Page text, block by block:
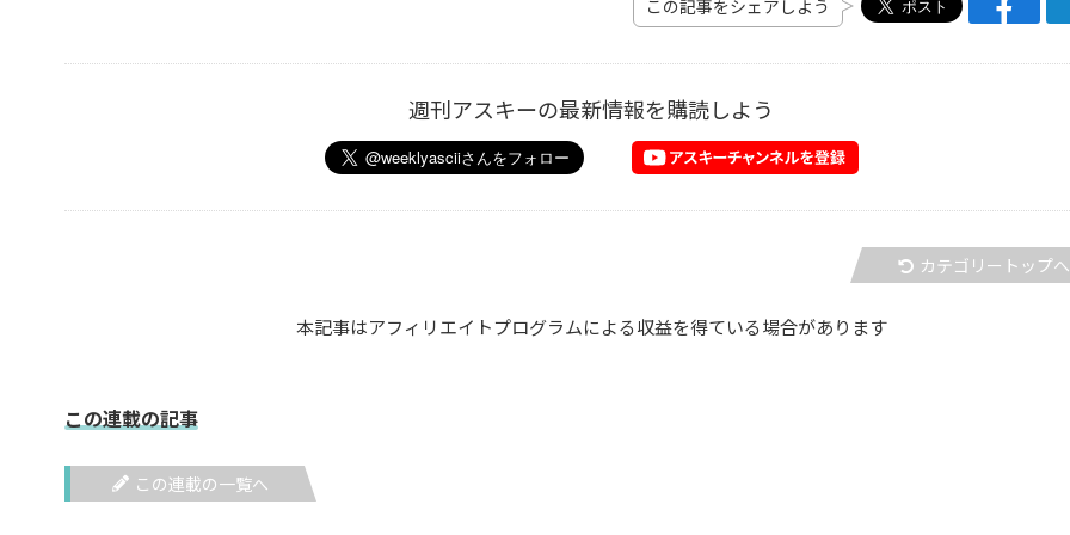
この記事をシェアしよう
週刊アスキーの最新情報を購読しよう
カテゴリートップへ
本記事はアフィリエイトプログラムによる収益を得ている場合があります
この連載の記事
この連載の一覧へ